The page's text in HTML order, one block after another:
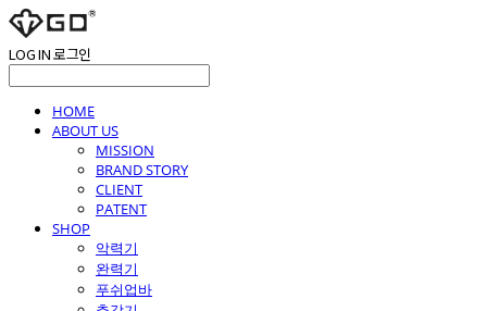
LOG IN로그인
HOME
ABOUT US
MISSION
BRAND STORY
CLIENT
PATENT
SHOP
악력기
완력기
푸쉬업바